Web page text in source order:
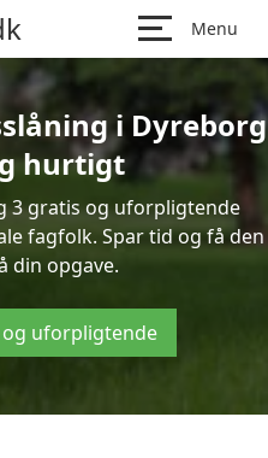
Menu
i Dyreborg
hurtigt
3 gratis og uforpligtende
fagfolk. Spar tid og få den
din opgave.
uforpligtende